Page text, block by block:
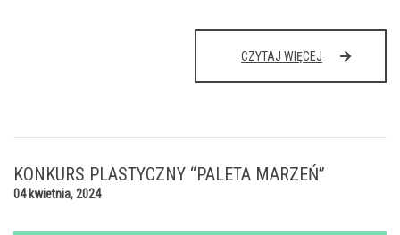
CZYTAJ WIĘCEJ KONKURS
KONKURS PLASTYCZNY “PALETA MARZEŃ”
04 kwietnia, 2024